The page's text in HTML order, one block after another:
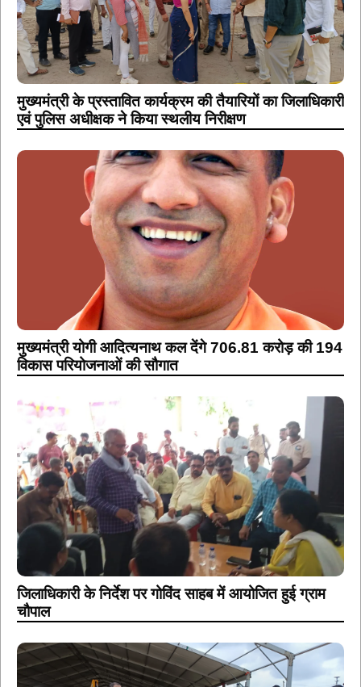
मुख्यमंत्री के प्रस्तावित कार्यक्रम की तैयारियों का जिलाधिकारी
एवं पुलिस अधीक्षक ने किया स्थलीय निरीक्षण
मुख्यमंत्री योगी आदित्यनाथ कल देंगे 706.81 करोड़ की 194
विकास परियोजनाओं की सौगात
जिलाधिकारी के निर्देश पर गोविंद साहब में आयोजित हुई ग्राम
चौपाल